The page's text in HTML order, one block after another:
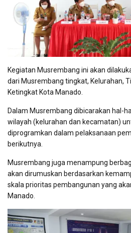
Kegiatan Musrembang ini akan
dari Musrembang tingkat, Kelurahan,
Ketingkat Kota Manado.
Dalam Musrembang dibicarakan hal-
wilayah (kelurahan dan kecamatan)
diprogramkan dalam pelaksanaan
berikutnya.
Musrembang juga menampung
akan dirumuskan berdasarkan
skala prioritas pembangunan yang
Manado.